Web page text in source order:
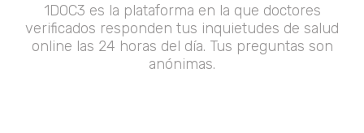
1DOC3 es la plataforma en la que doctores
verificados responden tus inquietudes de salud
online las 24 horas del día. Tus preguntas son
anónimas.